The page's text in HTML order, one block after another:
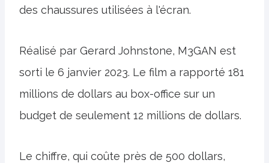
des chaussures utilisées à l'écran.
Réalisé par Gerard Johnstone, M3GAN est
sorti le 6 janvier 2023. Le film a rapporté 181
millions de dollars au box-office sur un
budget de seulement 12 millions de dollars.
Le chiffre, qui coûte près de 500 dollars,